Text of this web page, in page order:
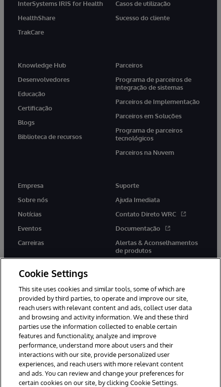
InterSystems IRIS for Health
HealthShare
TrakCare
Casos de utilização
Sucesso do cliente
Knowledge Hub
Desenvolvedores
Educação
Certificação
Blogs
Biblioteca de recursos
Parceiros
Programa de parceiros de
integração de sistemas
Parceiros de Implementação
Parceiros em Soluções
Programa de parceiros
tecnológicos
Parceiros na Nuvem
Empresa
Sobre nós
Notícias
Eventos
Carreiras
Suporte
Ajuda Imediata
Contato Direto WRC
Documentação
Alertas & Aconselhamentos
de produtos
twitter youtubefacebooklinkedin
© 1996-2022 InterSystems Corporation, Boston, MA. Todos os
direitos reservados.
Avisos/Termos & Condições
Declaração de Privacidade
Garantia
Acessibilidade
Cookie Settings
This site uses cookies and similar tools, some of which are
provided by third parties, to operate and improve our site,
reach users with relevant content and ads, collect user data
and browsing and activity information. We and these third
parties use the information collected to enable certain
features and functionality, analyze and improve
performance, understand more about users and their
interactions with our site, provide personalized user
experiences, and reach users with more relevant content
and ads. You can review and change your preferences for
certain cookies on our site, by clicking Cookie Settings.